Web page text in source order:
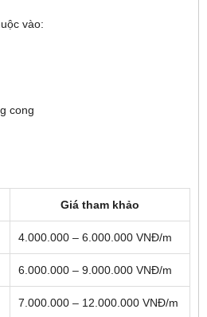
vào:
cong
Giá tham khảo
4.000.000 – 6.000.000 VNĐ/m
6.000.000 – 9.000.000 VNĐ/m
7.000.000 – 12.000.000 VNĐ/m